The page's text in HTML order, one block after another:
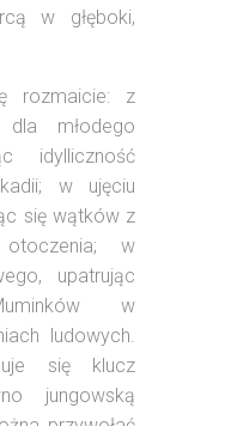
w głęboki,
rozmaicie: z
dla młodego
idylliczność
w ujęciu
się wątków z
w
upatrując
w
ludowych.
się klucz
jungowską